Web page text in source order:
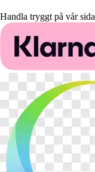
Handla tryggt på vår sida